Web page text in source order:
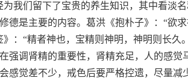
为我们留下了宝贵的养生知识，其中看淡
德是主要的内容。葛洪《抱朴子》：“欲
》：“精者神也，宝精则神明，神明则长久
强调肾精的重要性，肾精充足，人的感觉
感觉差不少，戒色后要严格控遗，尽量减